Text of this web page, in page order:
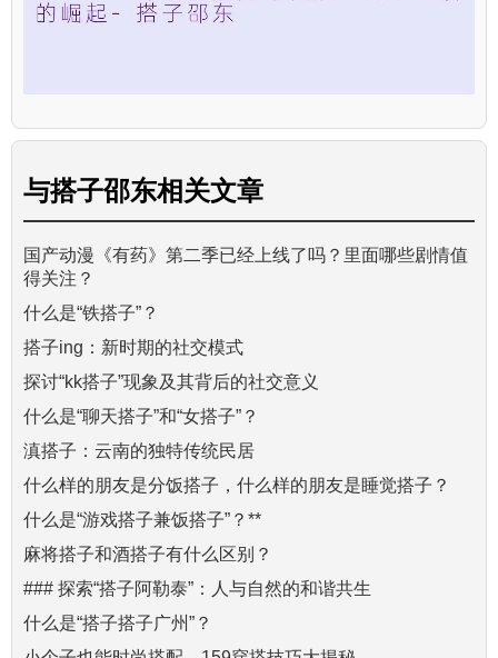
与搭子邵东相关文章
国产动漫《有药》第二季已经上线了吗？里面哪些剧情值
得关注？
什么是“铁搭子”？
搭子ing：新时期的社交模式
探讨“kk搭子”现象及其背后的社交意义
什么是“聊天搭子”和“女搭子”？
滇搭子：云南的独特传统民居
什么样的朋友是分饭搭子，什么样的朋友是睡觉搭子？
什么是“游戏搭子兼饭搭子”？**
麻将搭子和酒搭子有什么区别？
### 探索“搭子阿勒泰”：人与自然的和谐共生
什么是“搭子搭子广州”？